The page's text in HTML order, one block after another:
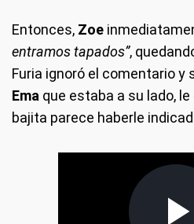
Entonces, Zoe
entramos tapados”,
Furia ignoró el comentario y
Ema que estaba a su lado, le
bajita parece haberle